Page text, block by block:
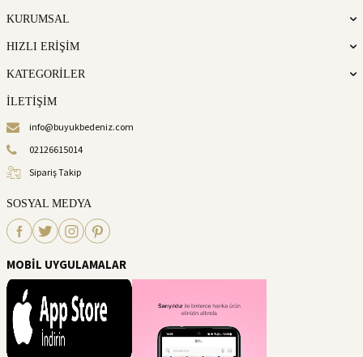
KURUMSAL
HIZLI ERİŞİM
KATEGORİLER
İLETİŞİM
info@buyukbedeniz.com
02126615014
Sipariş Takip
SOSYAL MEDYA
MOBİL UYGULAMALAR